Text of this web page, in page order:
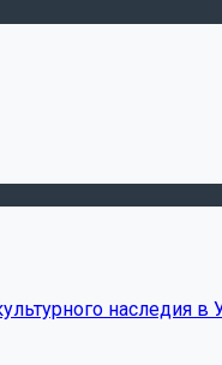
наследия в